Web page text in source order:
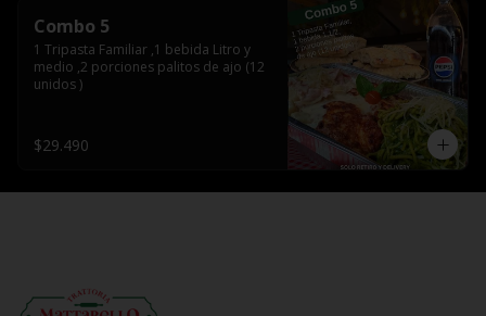
Combo 5
1 Tripasta Familiar ,1 bebida Litro y
medio ,2 porciones palitos de ajo (12
unidos )
$29.490